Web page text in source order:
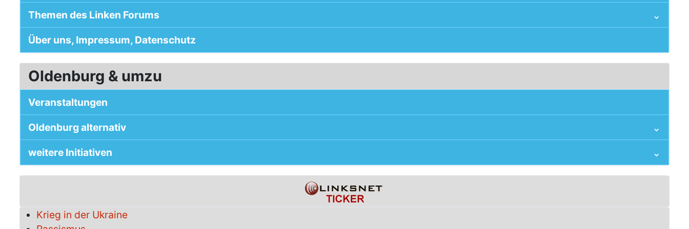
Themen des Linken Forums
Über uns, Impressum, Datenschutz
Oldenburg & umzu
Veranstaltungen
Oldenburg alternativ
weitere Initiativen
Krieg in der Ukraine